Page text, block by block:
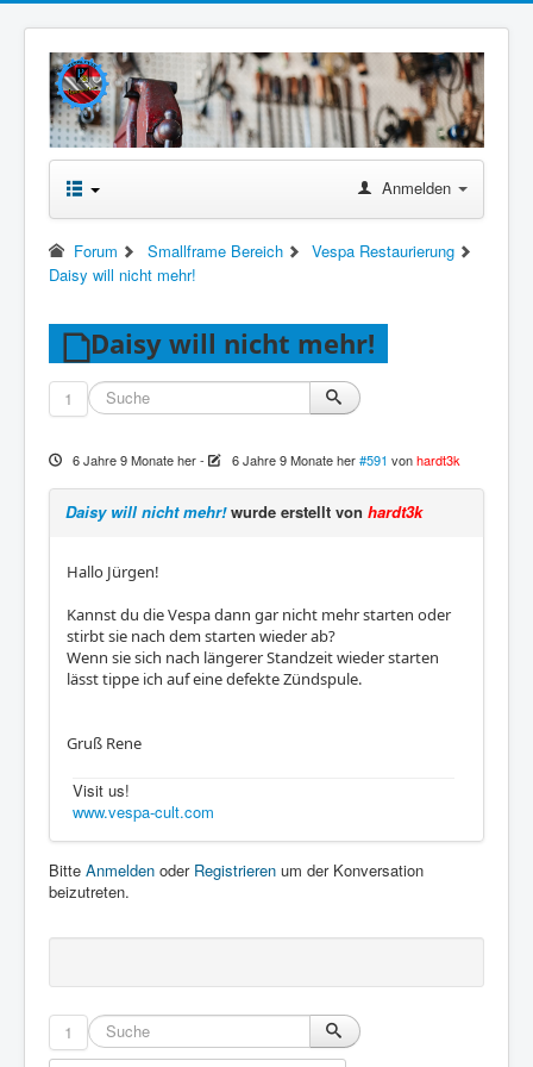
Anmelden
Forum Smallframe Bereich
Vespa Restaurierung
Daisy will nicht mehr!
Daisy will nicht mehr!
1
6 Jahre 9 Monate her- 6 Jahre 9 Monate her #591 vonhardt3k
Daisy will nicht mehr!wurde erstellt von hardt3k
Hallo Jürgen!
Kannst du die Vespa dann gar nicht mehr starten oder
stirbt sie nach dem starten wieder ab?
Wenn sie sich nach längerer Standzeit wieder starten
lässt tippe ich auf eine defekte Zündspule.
Gruß Rene
Visit us!
www.vespa-cult.com
Bitte Anmelden oder Registrieren um der Konversation
beizutreten.
1